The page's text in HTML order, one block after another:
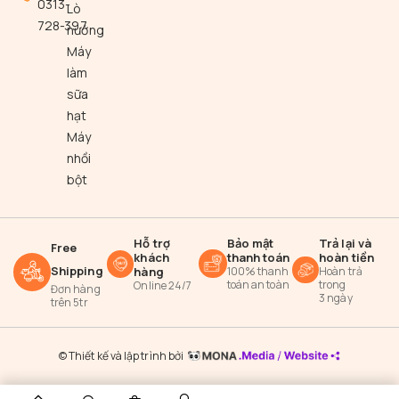
0313-
728-397
Lò
nướng
Máy
làm
sữa
hạt
Máy
nhồi
bột
Free
Shipping
Đơn hàng
trên 5tr
Hỗ trợ
khách
hàng
Online 24/7
Bảo mật
thanh toán
100% thanh
toán an toàn
Trả lại và
hoàn tiền
Hoàn trả
trong
3 ngày
© Thiết kế và lập trình bởi